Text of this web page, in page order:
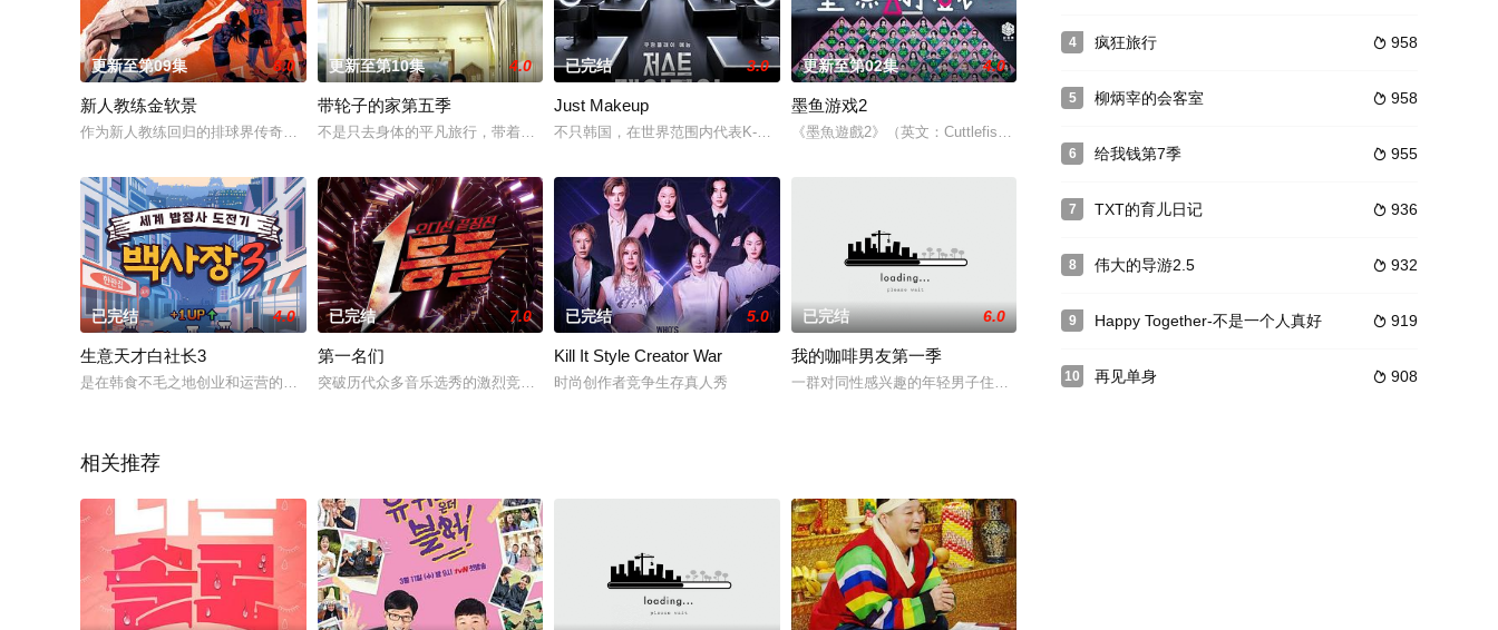
更新至第09集 8.0
新人教练金软景
作为新人教练回归的排球界传奇排球女帝金软景的球队创建项目！
更新至第10集 4.0
带轮子的家第五季
不是只去身体的平凡旅行，带着我的家去世界旅行！韩国全国各地度过四季的“带轮子的家”这次越过大海去海外去新的冒险吧~大海
已完结 3.0
Just Makeup
不只韩国，在世界范围内代表K-Beauty的化妆师们以自己的色彩展开激烈竞争的大型化妆生存节目。
更新至第02集 4.0
墨鱼游戏2
《墨魚遊戲2》（英文：Cuttlefish Game 2）匯集100位來自不同界別的香港藝人一齊玩香港人的兒時遊戲，競
已完结 4.0
生意天才白社长3
是在韩食不毛之地创业和运营的白钟元的饭生意挑战记。
已完结 7.0
第一名们
突破历代众多音乐选秀的激烈竞争率诞生的最后的第一名们。在第一名们中选出第一名的选秀终结战的综艺节目
已完结 5.0
Kill It Style Creator War
时尚创作者竞争生存真人秀
已完结 6.0
我的咖啡男友第一季
一群对同性感兴趣的年轻男子住在海边的一间名为“绿色空间”的泳池别墅里。他们经营着一家咖啡车，一起度
相关推荐
4  958
疯狂旅行
5  958
柳炳宰的会客室
6  955
给我钱第7季
7  936
TXT的育儿日记
8  932
伟大的导游2.5
9  919
Happy Together-不是一个人真好
10  908
再见单身